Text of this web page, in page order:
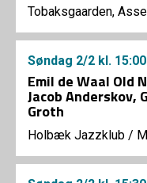
Tobaksgaarden,
Søndag 2/2 kl. 15:00
Emil de Waal Old
Jacob
Groth
Holbæk Jazzklub /